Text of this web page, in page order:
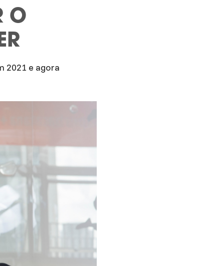
O
2021 e agora